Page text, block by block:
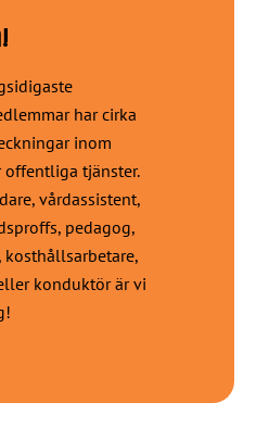
har cirka
inom
tjänster.
vårdassistent,
pedagog,
kosthållsarbetare,
konduktör är vi